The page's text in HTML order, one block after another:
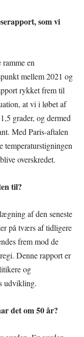
som vi
en
mellem 2021 og
rykket frem til
at vi i løbet af
grader, og dermed
Med Paris-aftalen
temperaturstigningen
overskredet.
til?
af den seneste
på tværs af tidligere
frem mod de
Denne rapport er
og
udvikling.
det om 50 år?